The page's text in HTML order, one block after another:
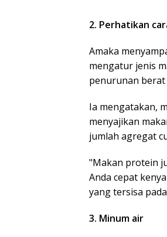
2. Perhatikan
Amaka
mengatur jenis
penurunan berat
Ia mengatakan,
menyajikan
jumlah agregat
"Makan protein
Anda cepat
yang tersisa
3. Minum air